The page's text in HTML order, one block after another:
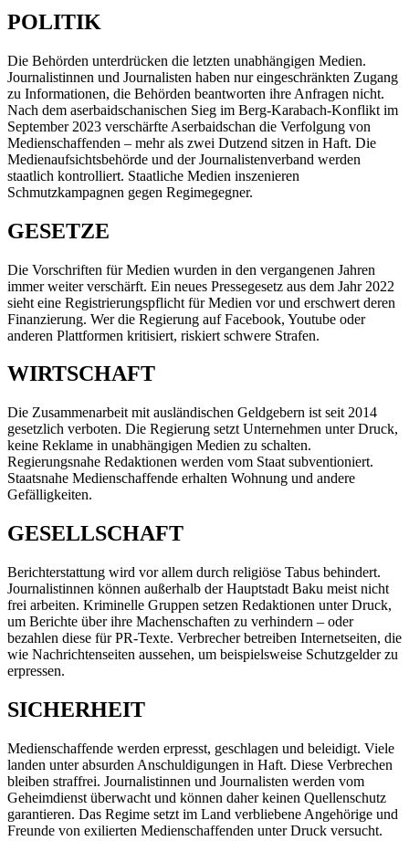
POLITIK
Die Behörden unterdrücken die letzten unabhängigen Medien.
Journalistinnen und Journalisten haben nur eingeschränkten Zugang
zu Informationen, die Behörden beantworten ihre Anfragen nicht.
Nach dem aserbaidschanischen Sieg im Berg-Karabach-Konflikt im
September 2023 verschärfte Aserbaidschan die Verfolgung von
Medienschaffenden – mehr als zwei Dutzend sitzen in Haft. Die
Medienaufsichtsbehörde und der Journalistenverband werden
staatlich kontrolliert. Staatliche Medien inszenieren
Schmutzkampagnen gegen Regimegegner.
GESETZE
Die Vorschriften für Medien wurden in den vergangenen Jahren
immer weiter verschärft. Ein neues Pressegesetz aus dem Jahr 2022
sieht eine Registrierungspflicht für Medien vor und erschwert deren
Finanzierung. Wer die Regierung auf Facebook, Youtube oder
anderen Plattformen kritisiert, riskiert schwere Strafen.
WIRTSCHAFT
Die Zusammenarbeit mit ausländischen Geldgebern ist seit 2014
gesetzlich verboten. Die Regierung setzt Unternehmen unter Druck,
keine Reklame in unabhängigen Medien zu schalten.
Regierungsnahe Redaktionen werden vom Staat subventioniert.
Staatsnahe Medienschaffende erhalten Wohnung und andere
Gefälligkeiten.
GESELLSCHAFT
Berichterstattung wird vor allem durch religiöse Tabus behindert.
Journalistinnen können außerhalb der Hauptstadt Baku meist nicht
frei arbeiten. Kriminelle Gruppen setzen Redaktionen unter Druck,
um Berichte über ihre Machenschaften zu verhindern – oder
bezahlen diese für PR-Texte. Verbrecher betreiben Internetseiten, die
wie Nachrichtenseiten aussehen, um beispielsweise Schutzgelder zu
erpressen.
SICHERHEIT
Medienschaffende werden erpresst, geschlagen und beleidigt. Viele
landen unter absurden Anschuldigungen in Haft. Diese Verbrechen
bleiben straffrei. Journalistinnen und Journalisten werden vom
Geheimdienst überwacht und können daher keinen Quellenschutz
garantieren. Das Regime setzt im Land verbliebene Angehörige und
Freunde von exilierten Medienschaffenden unter Druck versucht.